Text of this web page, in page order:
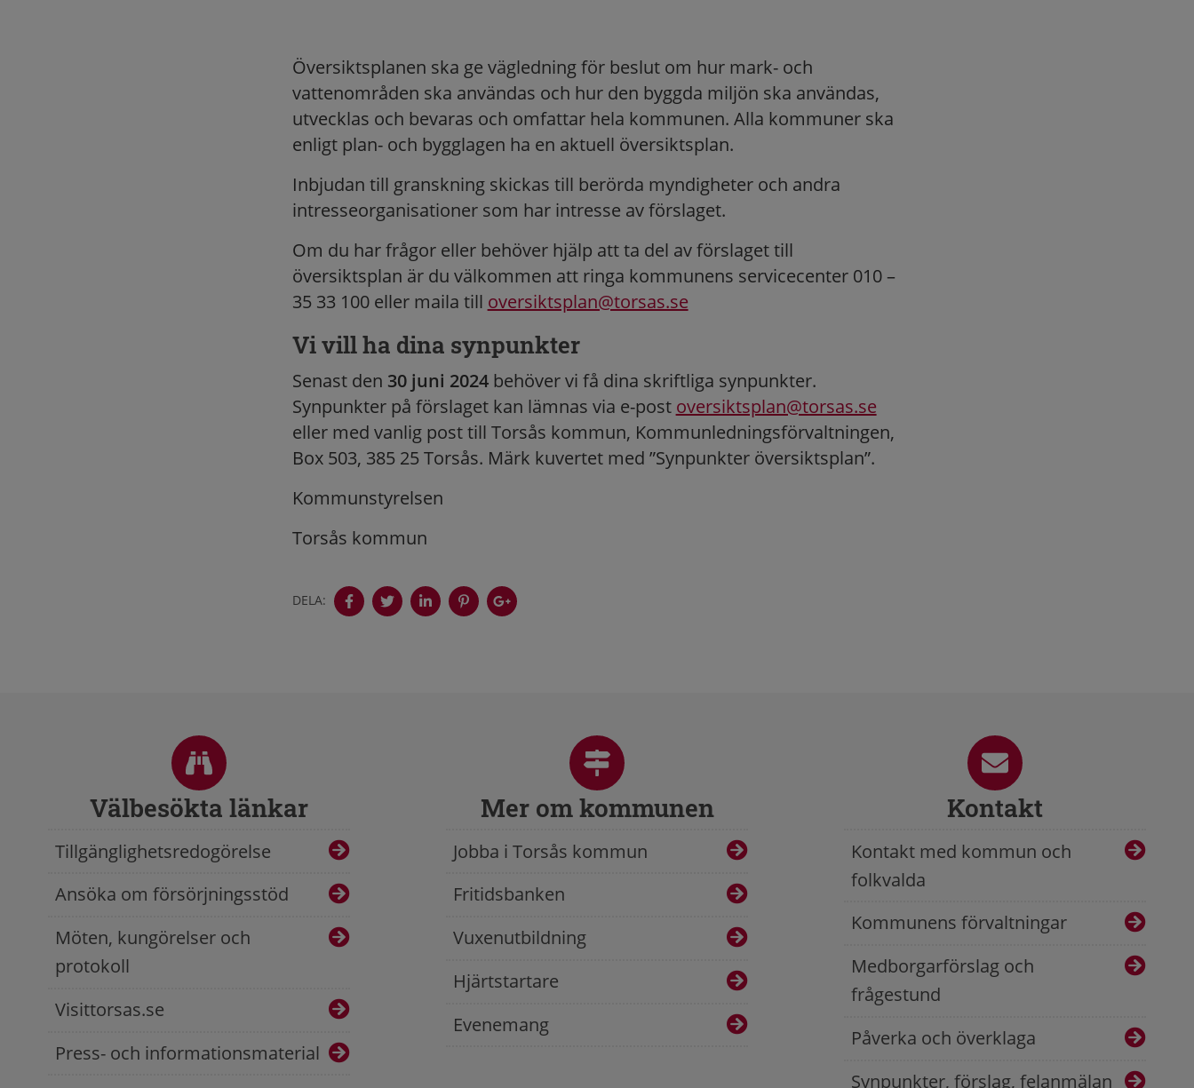
Översiktsplanen ska ge vägledning för beslut om hur mark- och
vattenområden ska användas och hur den byggda miljön ska användas,
utvecklas och bevaras och omfattar hela kommunen. Alla kommuner ska
enligt plan- och bygglagen ha en aktuell översiktsplan.
Inbjudan till granskning skickas till berörda myndigheter och andra
intresseorganisationer som har intresse av förslaget.
Om du har frågor eller behöver hjälp att ta del av förslaget till
översiktsplan är du välkommen att ringa kommunens servicecenter 010 –
35 33 100 eller maila till oversiktsplan@torsas.se
Vi vill ha dina synpunkter
Senast den 30 juni 2024behöver vi få dina skriftliga synpunkter.
Synpunkter på förslaget kan lämnas via e-post oversiktsplan@torsas.se
eller med vanlig post till Torsås kommun, Kommunledningsförvaltningen,
Box 503, 385 25 Torsås. Märk kuvertet med ”Synpunkter översiktsplan”.
Kommunstyrelsen
Torsås kommun
DELA:
Välbesökta länkar
Tillgänglighetsredogörelse
Ansöka om försörjningsstöd
Möten, kungörelser och
protokoll
Visittorsas.se
Press- och informationsmaterial
Mer om kommunen
Jobba i Torsås kommun
Fritidsbanken
Vuxenutbildning
Hjärtstartare
Evenemang
Kontakt
Kontakt med kommun och
folkvalda
Kommunens förvaltningar
Medborgarförslag och
frågestund
Påverka och överklaga
Synpunkter, förslag, felanmälan